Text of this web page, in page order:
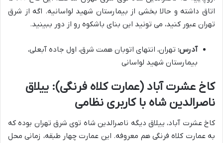
اتاق داشته و حالا بخشی از بیمارستان شهید لواسانیه. اگه از شرق
تهران عبور کنید، می تونید این بنای باشکوه رو از دور ببینید.
آدرس: تهران، انتهای اتوبان همت شرق، اول جاده آبعلی،
بیمارستان شهید لواسانی
کاخ عشرت آباد (عمارت کلاه فرنگی): ییلاق
ناصرالدین شاه با کاربری نظامی
کاخ عشرت آباد، ییلاق دیگه ناصرالدین شاه توی شرق تهران بوده که
به عمارت کلاه فرنگی هم معروفه. این عمارت چهار طبقه، زمانی محل